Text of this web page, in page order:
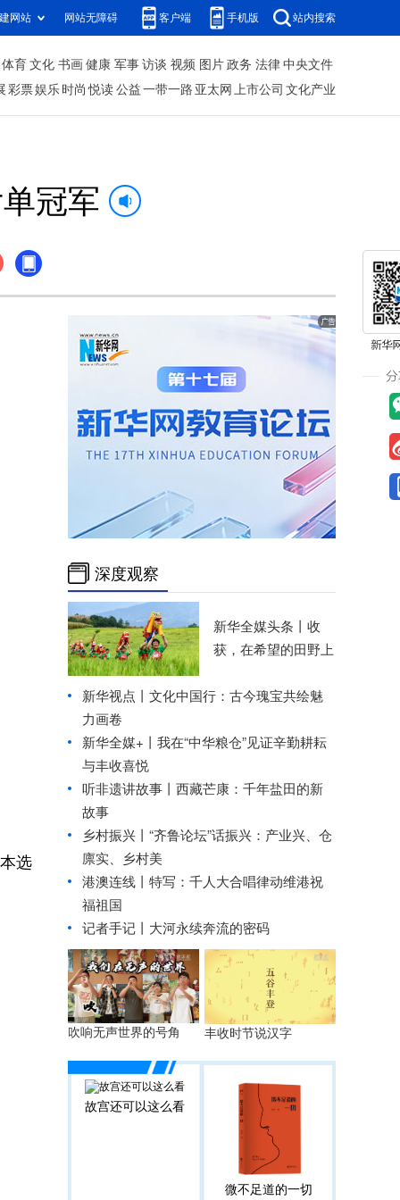
网站 网站无障碍 客户端 手机版 站内搜索
体育 文化 书画 健康 军事 访谈 视频 图片 政务 法律 中央文件
彩票娱乐 时尚 悦读 公益 一带一路 亚太网 上市公司 文化产业
冠军
选
深度观察
新华全媒头条丨 收
获，在希望的田野上
新华视点丨 文化中国行：古今瑰宝共绘魅
力画卷
新华全媒+丨 我在“中华粮仓”见证辛勤耕耘
与丰收喜悦
听非遗讲故事丨西藏芒康：千年盐田的新
故事
乡村振兴丨 “齐鲁论坛”话振兴：产业兴、仓
廪实、乡村美
港澳连线丨 特写：千人大合唱律动维港祝
福祖国
记者手记丨大河永续奔流的密码
吹响无声世界的号角 丰收时节说汉字
故宫还可以这么看
微不足道的一切